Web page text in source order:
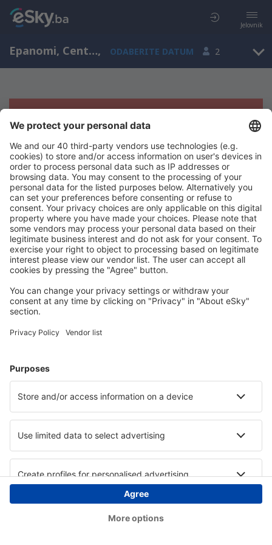
Jelovnik
Epanomi, Central Macedonia, Grčka, ODABERITE DATUM 2
Žao nam je, ne možemo da prikažemo
rezultate
Pokušajte još jednom kad izaberete druge kriterijume
Copyright © eSky.ba. Sva prava zadržana.